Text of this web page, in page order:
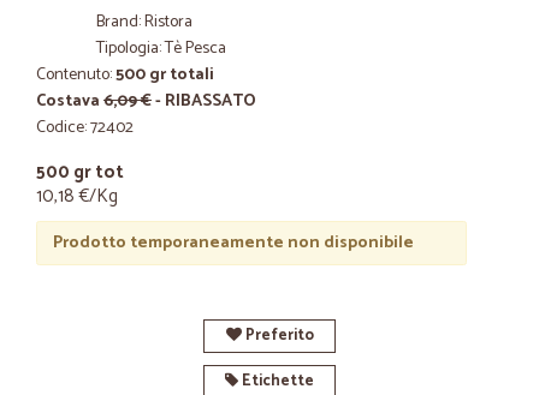
Brand: Ristora
Tipologia: Tè Pesca
Contenuto:500 gr totali
Costava6,09 €- RIBASSATO
Codice: 72402
500 gr tot
10,18 €/Kg
Prodotto temporaneamente non disponibile
Preferito
Etichette